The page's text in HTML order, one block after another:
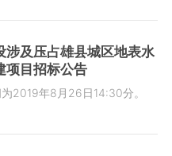
涉及压占雄县城区地表水
项目招标公告
2019年8月26日14:30分。